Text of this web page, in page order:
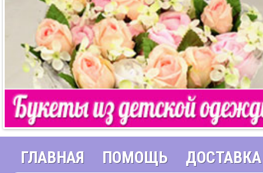
ГЛАВНАЯ ПОМОЩЬ ДОСТАВКА